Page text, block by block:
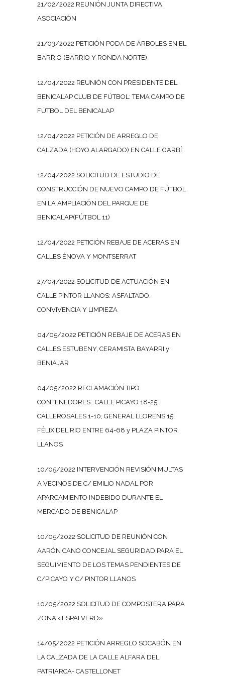
21/02/2022 REUNIÓN JUNTA DIRECTIVA
ASOCIACIÓN
21/03/2022 PETICIÓN PODA DE ÁRBOLES EN EL
BARRIO (BARRIO Y RONDA NORTE)
12/04/2022 REUNIÓN CON PRESIDENTE DEL
BENICALAP CLUB DE FÚTBOL: TEMA CAMPO DE
FÚTBOL DEL BENICALAP
12/04/2022 PETICIÓN DE ARREGLO DE
CALZADA (HOYO ALARGADO) EN CALLE GARBÍ
12/04/2022 SOLICITUD DE ESTUDIO DE
CONSTRUCCIÓN DE NUEVO CAMPO DE FÚTBOL
EN LA AMPLIACIÓN DEL PARQUE DE
BENICALAP(FÚTBOL 11)
12/04/2022 PETICIÓN REBAJE DE ACERAS EN
CALLES ÉNOVA Y MONTSERRAT
27/04/2022 SOLICITUD DE ACTUACIÓN EN
CALLE PINTOR LLANOS: ASFALTADO,
CONVIVENCIA Y LIMPIEZA
04/05/2022 PETICIÓN REBAJE DE ACERAS EN
CALLES ESTUBENY, CERAMISTA BAYARRI y
BENIAJAR
04/05/2022 RECLAMACIÓN TIPO
CONTENEDORES : CALLE PICAYO 18-25;
CALLEROSALES 1-10; GENERAL LLORENS 15;
FÉLIX DEL RIO ENTRE 64-68 y PLAZA PINTOR
LLANOS
10/05/2022 INTERVENCIÓN REVISIÓN MULTAS
A VECINOS DE C/ EMILIO NADAL POR
APARCAMIENTO INDEBIDO DURANTE EL
MERCADO DE BENICALAP
10/05/2022 SOLICITUD DE REUNIÓN CON
AARÓN CANO CONCEJAL SEGURIDAD PARA EL
SEGUIMIENTO DE LOS TEMAS PENDIENTES DE
C/PICAYO Y C/ PINTOR LLANOS
10/05/2022 SOLICITUD DE COMPOSTERA PARA
ZONA «ESPAI VERD»
14/05/2022 PETICIÓN ARREGLO SOCABÓN EN
LA CALZADA DE LA CALLE ALFARA DEL
PATRIARCA- CASTELLONET